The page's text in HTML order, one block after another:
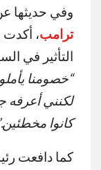
وفي حديثها
ترامب، أكدت
التأثير في
“خصومنا
لكنني أعرفه
كانوا مخطئين
كما دافعت